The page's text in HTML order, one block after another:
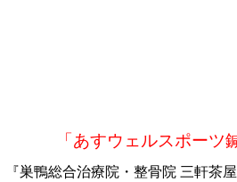
「あすウェルスポー
『巣鴨総合治療院・整骨院 三軒茶